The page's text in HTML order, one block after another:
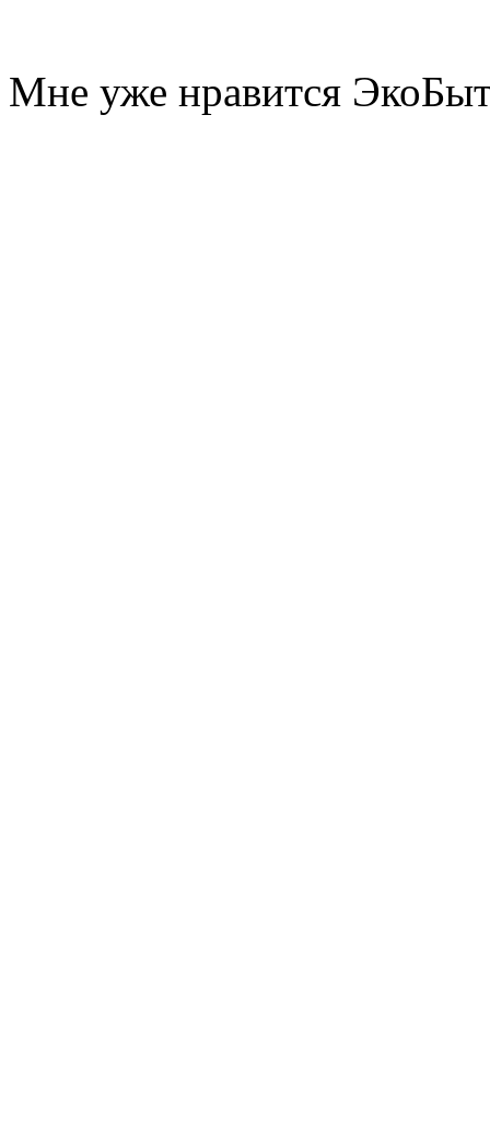
Мне уже нравится